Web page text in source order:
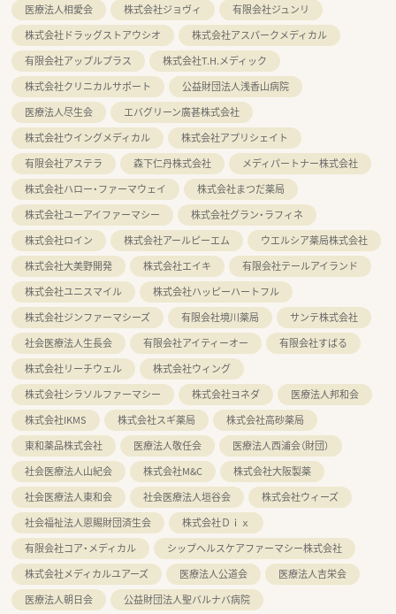
医療法人相愛会
株式会社ジョヴィ
有限会社ジュンリ
株式会社ドラッグストアウシオ
株式会社アスパークメディカル
有限会社アップルプラス
株式会社T.H.メディック
株式会社クリニカルサポート
公益財団法人浅香山病院
医療法人尽生会
エバグリーン廣甚株式会社
株式会社ウイングメディカル
株式会社アプリシェイト
有限会社アステラ
森下仁丹株式会社
メディパートナー株式会社
株式会社ハロー・ファーマウェイ
株式会社まつだ薬局
株式会社ユーアイファーマシー
株式会社グラン・ラフィネ
株式会社ロイン
株式会社アールピーエム
ウエルシア薬局株式会社
株式会社大美野開発
株式会社エイキ
有限会社テールアイランド
株式会社ユニスマイル
株式会社ハッピーハートフル
株式会社ジンファーマシーズ
有限会社境川薬局
サンテ株式会社
社会医療法人生長会
有限会社アイティーオー
有限会社すばる
株式会社リーチウェル
株式会社ウィング
株式会社シラソルファーマシー
株式会社ヨネダ
医療法人邦和会
株式会社IKMS
株式会社スギ薬局
株式会社高砂薬局
東和薬品株式会社
医療法人敬任会
医療法人西浦会（財団）
社会医療法人山紀会
株式会社M&C
株式会社大阪製薬
社会医療法人東和会
社会医療法人垣谷会
株式会社ウィーズ
社会福祉法人恩賜財団済生会
株式会社Ｄｉｘ
有限会社コア・メディカル
シップヘルスケアファーマシー株式会社
株式会社メディカルユアーズ
医療法人公道会
医療法人吉栄会
医療法人朝日会
公益財団法人聖バルナバ病院